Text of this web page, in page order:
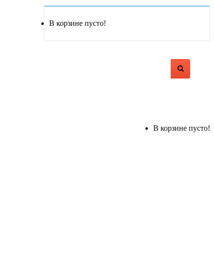
В корзине пусто!
В корзине пусто!